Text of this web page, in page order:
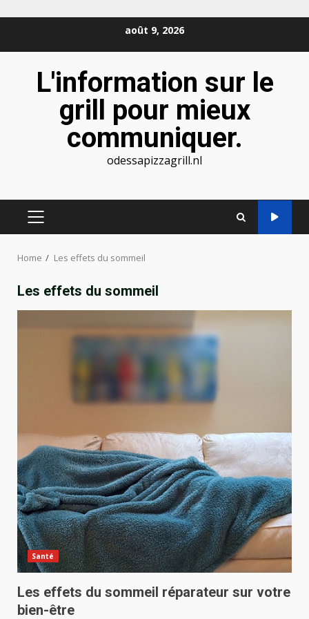
août 9, 2026
L'information sur le
grill pour mieux
communiquer.
odessapizzagrill.nl
PRIMARY
Home Les effets du sommeil
Les effets du sommeil
Santé
Les effets du sommeil réparateur sur votre
bien-être